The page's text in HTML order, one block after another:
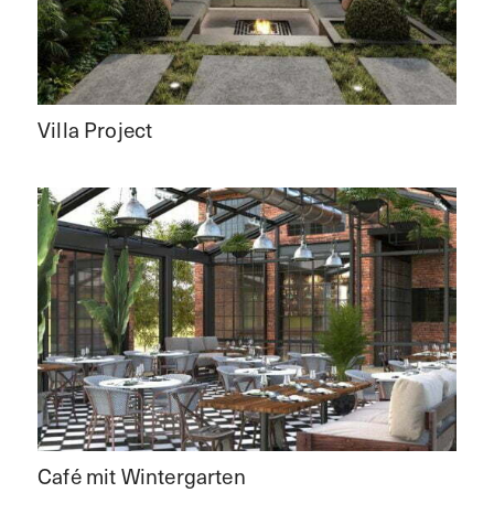
Villa Project
Café mit Wintergarten